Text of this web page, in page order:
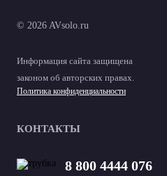
© 2026 AVsolo.ru
Информация сайта защищена
законом об авторских правах.
Политика конфиденциальности
КОНТАКТЫ
8 800 4444 076